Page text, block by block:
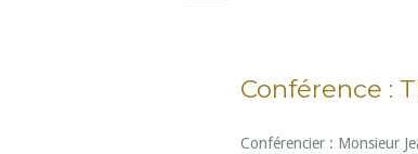
Conférence :
Conférencier : Monsieur